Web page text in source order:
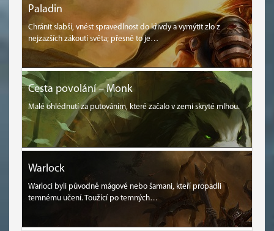
Paladin
Chránit slabší, vnést spravedlnost do křivdy a vymýtit zlo z
nejzazších zákoutí světa; přesně to je…
Cesta povolání – Monk
Malé ohlédnutí za putováním, které začalo v zemi skryté mlhou.
Warlock
Warloci byli původně mágové nebo šamani, kteří propadli
temnému učení. Toužící po temných…